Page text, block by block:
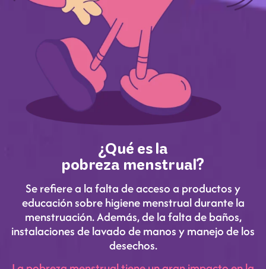
¿Qué es la
pobreza menstrual?
Se refiere a la falta de acceso a productos y
educación sobre higiene menstrual durante la
menstruación. Además, de la falta de baños,
instalaciones de lavado de manos y manejo de los
desechos.